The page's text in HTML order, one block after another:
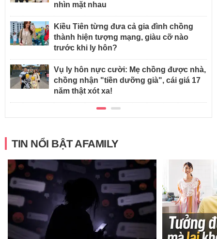
nhìn mặt nhau
Kiều Tiên từng đưa cả gia đình chồng
thành hiện tượng mạng, giàu cỡ nào
trước khi ly hôn?
Vụ ly hôn nực cười: Mẹ chồng được nhà,
chồng nhận "tiền dưỡng già", cái giá 17
năm thật xót xa!
TIN NỔI BẬT AFAMILY